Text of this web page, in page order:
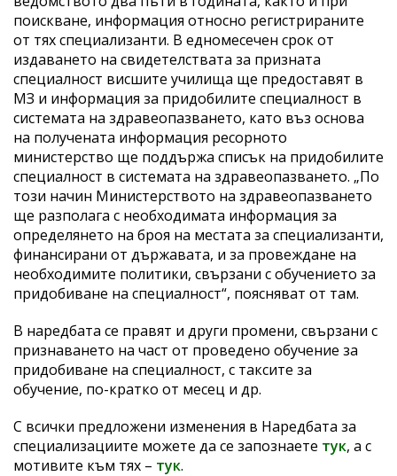
поискване, информация относно регистрираните
от тях специализанти. В едномесечен срок от
издаването на свидетелствата за призната
специалност висшите училища ще предоставят в
МЗ и информация за придобилите специалност в
системата на здравеопазването, като въз основа
на получената информация ресорното
министерство ще поддържа списък на придобилите
специалност в системата на здравеопазването. „По
този начин Министерството на здравеопазването
ще разполага с необходимата информация за
определянето на броя на местата за специализанти,
финансирани от държавата, и за провеждане на
необходимите политики, свързани с обучението за
придобиване на специалност“, поясняват от там.
В наредбата се правят и други промени, свързани с
признаването на част от проведено обучение за
придобиване на специалност, с таксите за
обучение, по-кратко от месец и др.
С всички предложени изменения в Наредбата за
специализациите можете да се запознаете тук, а с
мотивите към тях – тук.